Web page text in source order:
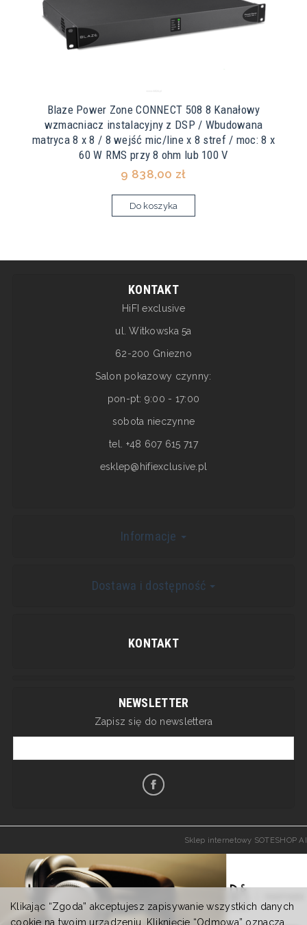
Blaze Power Zone CONNECT 508 8 Kanałowy
wzmacniacz instalacyjny z DSP / Wbudowana
matryca 8 x 8 / 8 wejść mic/line x 8 stref / moc: 8 x
60 W RMS przy 8 ohm lub 100 V
9 838,00 zł
Do koszyka
KONTAKT
HiFI exclusive
ul. Witkowska 5a
62-200 Gniezno
Salon pokazowy czynny:
pon-pt: 9:00 - 17:00
sobota nieczynne
tel. +48 607 615 717
esklep@hifiexclusive.pl
Informacje
Dostawa i dostępność
KONTAKT
NEWSLETTER
Zapisz się do newslettera
Sklep internetowy SOTESHOP AI
Klikając “Zgoda” akceptujesz zapisywanie wszystkich danych
cookie na twoim urządzeniu. Kliknięcie “Odmowa” oznacza